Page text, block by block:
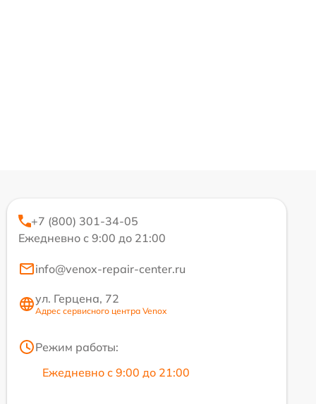
+7 (800) 301-34-05
Ежедневно с 9:00 до 21:00
info@venox-repair-center.ru
ул. Герцена, 72
Адрес сервисного центра Venox
Режим работы:
Ежедневно с 9:00 до 21:00